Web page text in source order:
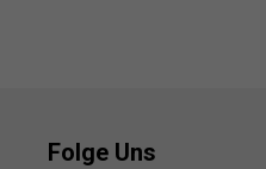
Folge Uns